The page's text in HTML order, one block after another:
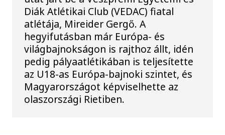
Diák Atlétikai Club (VEDAC) fiatal
atlétája, Mireider Gergő. A
hegyifutásban már Európa- és
világbajnokságon is rajthoz állt, idén
pedig pályaatlétikában is teljesítette
az U18-as Európa-bajnoki szintet, és
Magyarországot képviselhette az
olaszországi Rietiben.